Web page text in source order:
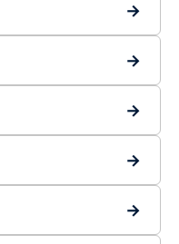
→
→
→
→
→